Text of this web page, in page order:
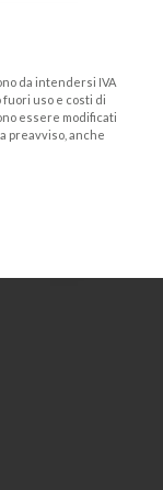
da intendersi IVA
uso e costi di
essere modificati
preavviso, anche